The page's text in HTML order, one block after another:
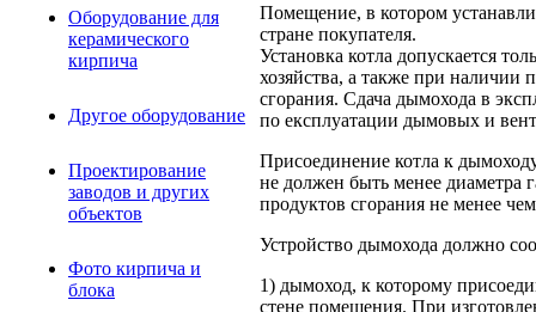
Оборудование для
керамического
кирпича
Другое оборудование
Проектирование
заводов и других
объектов
Фото кирпича и
блока
Помещение, в котором
стране покупателя.
Установка котла допускается
хозяйства, а также при
сгорания. Сдача дымохода в
по експлуатации дымовых и
Присоединение котла к
не должен быть менее диаметра
продуктов сгорания не менее
Устройство дымохода должно
1) дымоход, к которому
стене помещения. При